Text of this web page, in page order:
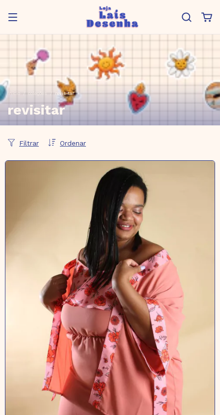
Início / coleções / revisitar
revisitar
Ordenar
Filtrar